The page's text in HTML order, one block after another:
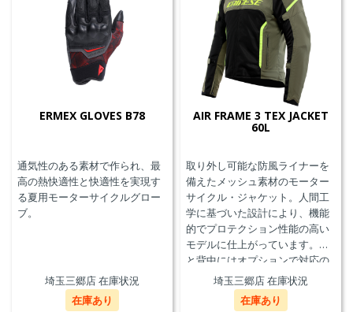
ERMEX GLOVES B78
通気性のある素材で作られ、最
高の熱快適性と快適性を実現す
る夏用モーターサイクルグロー
ブ。
埼玉三郷店 在庫状況
在庫あり
AIR FRAME 3 TEX JACKET
60L
取り外し可能な防風ライナーを
備えたメッシュ素材のモーター
サイクル・ジャケット。人間工
学に基づいた設計により、機能
的でプロテクション性能の高い
モデルに仕上がっています。胸
と背中にはオプションで対応の
プロテクターを装着することが
できます。また、防水の内ポケ
ット、EN17092クラスA認証、パ
埼玉三郷店 在庫状況
在庫あり